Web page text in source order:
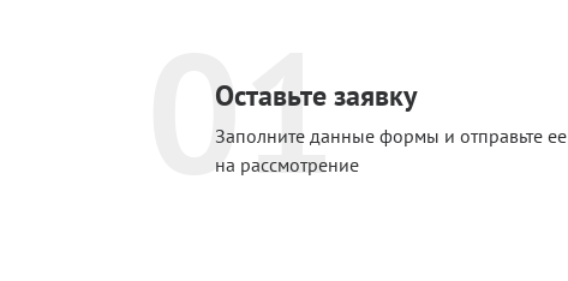
Оставьте заявку
Заполните данные формы и отправьте ее
на рассмотрение
01